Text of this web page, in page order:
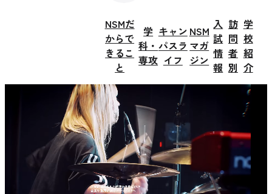
NSMだ
からで
きるこ
と
学
科・
専攻
キャン
パスラ
イフ
NSM
マガ
ジン
入
試
情
報
訪
問
者
別
学
校
紹
介